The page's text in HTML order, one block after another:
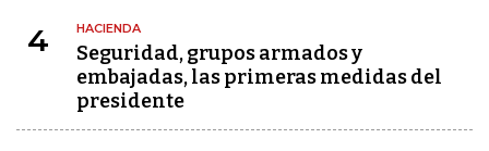
4 HACIENDA
Seguridad, grupos armados y
embajadas, las primeras medidas del
presidente